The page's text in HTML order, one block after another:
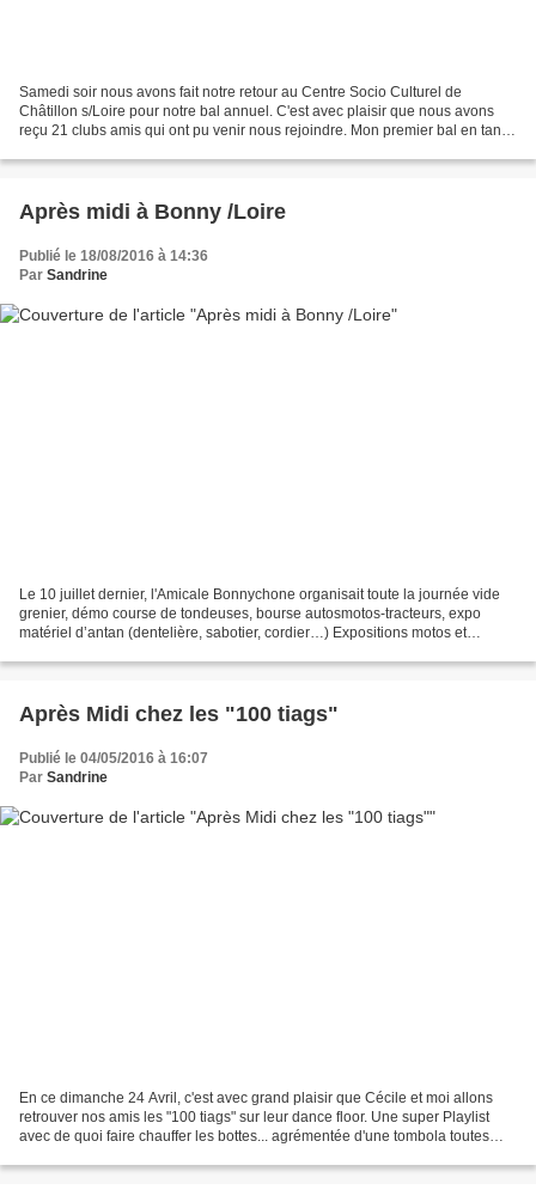
Samedi soir nous avons fait notre retour au Centre Socio Culturel de
Châtillon s/Loire pour notre bal annuel. C'est avec plaisir que nous avons
reçu 21 clubs amis qui ont pu venir nous rejoindre. Mon premier bal en tant
Après midi à Bonny /Loire
Publié le 18/08/2016 à 14:36
Par Sandrine
Le 10 juillet dernier, l'Amicale Bonnychone organisait toute la journée vide
grenier, démo course de tondeuses, bourse autosmotos-tracteurs, expo
matériel d’antan (dentelière, sabotier, cordier…) Expositions motos et
Après Midi chez les "100 tiags"
Publié le 04/05/2016 à 16:07
Par Sandrine
En ce dimanche 24 Avril, c'est avec grand plaisir que Cécile et moi allons
retrouver nos amis les "100 tiags" sur leur dance floor. Une super Playlist
avec de quoi faire chauffer les bottes... agrémentée d'une tombola toutes